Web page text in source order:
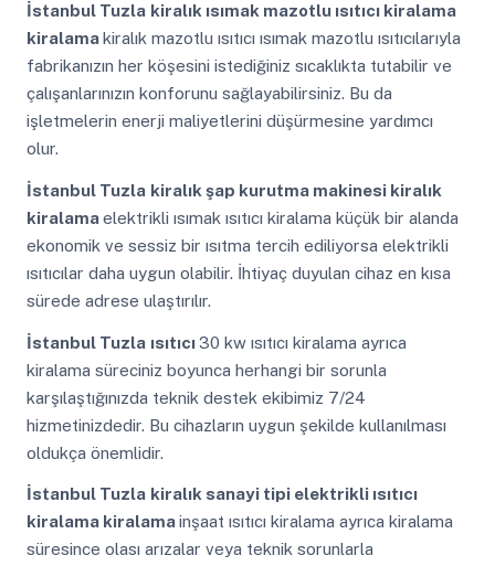
İstanbul Tuzla kiralık ısımak mazotlu ısıtıcı kiralama
kiralamakiralık mazotlu ısıtıcı ısımak mazotlu ısıtıcılarıyla
fabrikanızın her köşesini istediğiniz sıcaklıkta tutabilir ve
çalışanlarınızın konforunu sağlayabilirsiniz. Bu da
işletmelerin enerji maliyetlerini düşürmesine yardımcı
olur.
İstanbul Tuzla kiralık şap kurutma makinesi kiralık
kiralamaelektrikli ısımak ısıtıcı kiralama küçük bir alanda
ekonomik ve sessiz bir ısıtma tercih ediliyorsa elektrikli
ısıtıcılar daha uygun olabilir. İhtiyaç duyulan cihaz en kısa
sürede adrese ulaştırılır.
İstanbul Tuzla ısıtıcı30 kw ısıtıcı kiralama ayrıca
kiralama süreciniz boyunca herhangi bir sorunla
karşılaştığınızda teknik destek ekibimiz 7/24
hizmetinizdedir. Bu cihazların uygun şekilde kullanılması
oldukça önemlidir.
İstanbul Tuzla kiralık sanayi tipi elektrikli ısıtıcı
kiralama kiralamainşaat ısıtıcı kiralama ayrıca kiralama
süresince olası arızalar veya teknik sorunlarla